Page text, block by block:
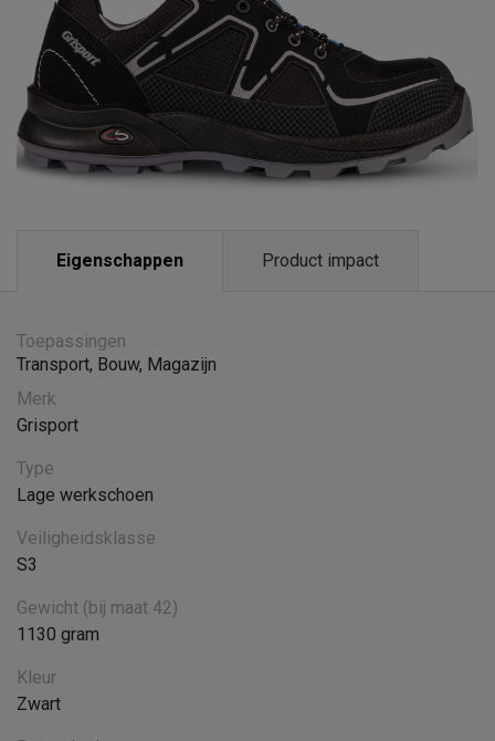
Eigenschappen Product impact
Toepassingen
Transport, Bouw, Magazijn
Merk
Grisport
Type
Lage werkschoen
Veiligheidsklasse
S3
Gewicht (bij maat 42)
1130 gram
Kleur
Zwart